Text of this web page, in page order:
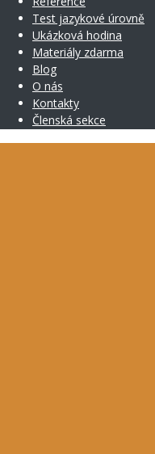
Test jazykové úrovně
Ukázková hodina
Materiály zdarma
Blog
O nás
Kontakty
Členská sekce